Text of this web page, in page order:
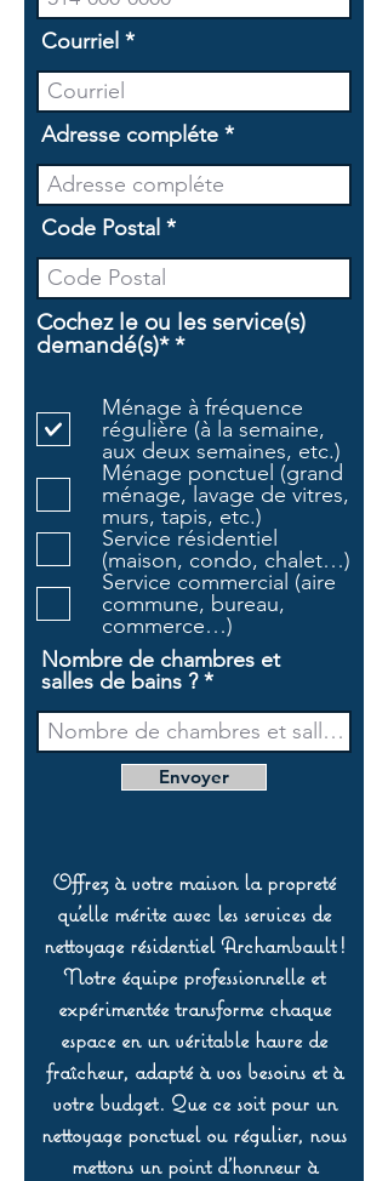
Courriel
Adresse compléte
Code Postal
Cochez le ou les service(s)
demandé(s)* *O
g
a
t
o
i
r
e
Ménage à fréquence
régulière (à la semaine,
aux deux semaines, etc.)
Ménage ponctuel (grand
ménage, lavage de vitres,
murs, tapis, etc.)
Service résidentiel
(maison, condo, chalet…)
Service commercial (aire
commune, bureau,
commerce…)
Nombre de chambres et
salles de bains ?
Envoyer
Offrez à votre maison la propreté
qu’elle mérite avec les services de
nettoyage résidentiel Archambault !
Notre équipe professionnelle et
expérimentée transforme chaque
espace en un véritable havre de
fraîcheur, adapté à vos besoins et à
votre budget. Que ce soit pour un
nettoyage ponctuel ou régulier, nous
mettons un point d’honneur à